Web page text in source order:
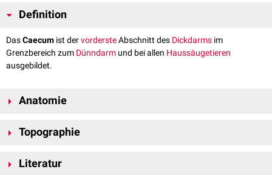
Definition
DasCaecum ist dervordersteAbschnitt des Dickdarms im
Grenzbereich zum Dünndarm und bei allen Haussäugetieren
ausgebildet.
Anatomie
Grenze zumIleumdurch die Einmündung des
Tierartliche Unterschiede
Topographie
in derBauchhöhle
Literatur